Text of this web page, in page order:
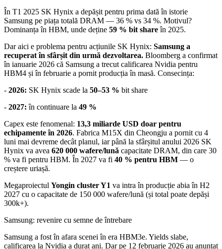
În T1 2025 SK Hynix a depășit pentru prima dată în istorie
Samsung pe piața totală DRAM — 36 % vs 34 %. Motivul?
Dominanța în HBM, unde deține 59 % bit shareîn 2025.
Dar aici e problema pentru acțiunile SK Hynix: Samsung a
recuperat în sfârșit din urmă dezvoltarea. Bloomberg a confirmat
în ianuarie 2026 că Samsung a trecut calificarea Nvidia pentru
HBM4 și în februarie a pornit producția în masă. Consecința:
- 2026: SK Hynix scade la 50–53 % bit share
- 2027: în continuare la 49 %
Capex este fenomenal: 13,3 miliarde USD doar pentru
echipamente în 2026. Fabrica M15X din Cheongju a pornit cu 4
luni mai devreme decât planul, iar până la sfârșitul anului 2026 SK
Hynix va avea 620 000 wafere/lună capacitate DRAM, din care 30
% va fi pentru HBM. În 2027 va fi 40 % pentru HBM — o
creștere uriașă.
Megaproiectul Yongin cluster Y1 va intra în producție abia în H2
2027 cu o capacitate de 150 000 wafere/lună (și total poate depăși
300k+).
Samsung: revenire cu semne de întrebare
Samsung a fost în afara scenei în era HBM3e. Yields slabe,
calificarea la Nvidia a durat ani. Dar pe 12 februarie 2026 au anunțat